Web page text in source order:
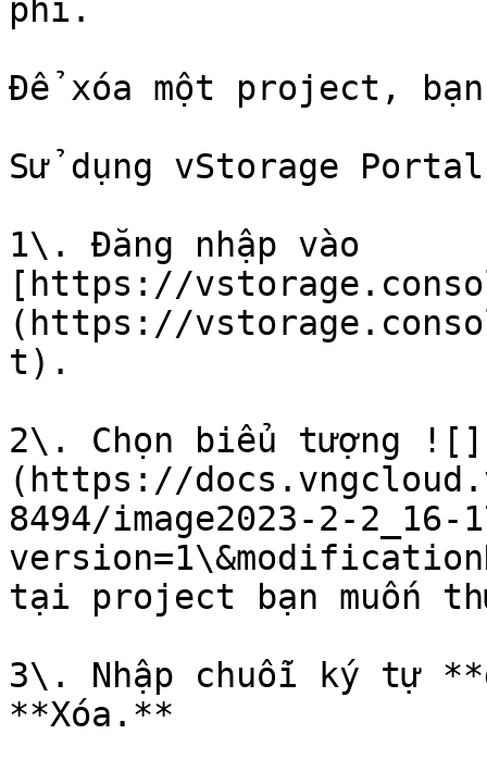
phí.
Để xóa một project,
Sử dụng vStorage Portal
1\. Đăng nhập vào
[https://
(https://
t).
2\. Chọn biểu tượng ![]
(https://
8494/image2023-2-2_16-
tại project bạn muốn
3\. Nhập chuỗi ký tự
**Xóa.**